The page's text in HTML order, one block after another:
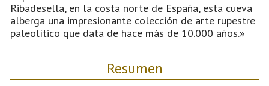
Ribadesella, en la costa norte de España, esta cueva
alberga una impresionante colección de arte rupestre
paleolítico que data de hace más de 10.000 años.»
Resumen